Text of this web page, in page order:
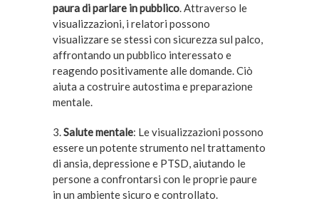
paura di parlare in pubblico. Attraverso le
visualizzazioni, i relatori possono
visualizzare se stessi con sicurezza sul palco,
affrontando un pubblico interessato e
reagendo positivamente alle domande. Ciò
aiuta a costruire autostima e preparazione
mentale.
3.Salute mentale: Le visualizzazioni possono
essere un potente strumento nel trattamento
di ansia, depressione e PTSD, aiutando le
persone a confrontarsi con le proprie paure
in un ambiente sicuro e controllato.